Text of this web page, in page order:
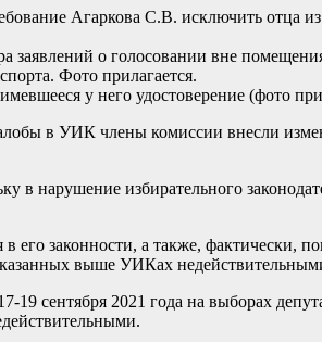
Агаркова С.В. исключить отца из
о голосовании вне
Фото прилагается.
у него удостоверение (фото
в УИК члены комиссии внесли
нарушение избирательного
законности, а также, фактически,
выше УИКах
сентября 2021 года на выборах